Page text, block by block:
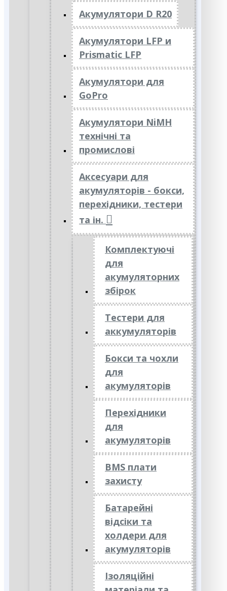
Акумулятори D R20
Акумулятори LFP и
Prismatic LFP
Акумулятори для
GoPro
Акумулятори NiMH
технічні та
промислові
Аксесуари для
акумуляторів - бокси,
перехідники, тестери
та ін.
Комплектуючі
для
акумуляторних
збірок
Тестери для
аккумуляторів
Бокси та чохли
для
акумуляторів
Перехідники
для
акумуляторів
BMS плати
захисту
Батарейні
відсіки та
холдери для
акумуляторів
Ізоляційні